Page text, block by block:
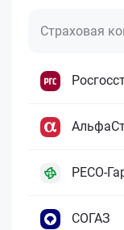
Страховая
РЕСО-
СОГАЗ